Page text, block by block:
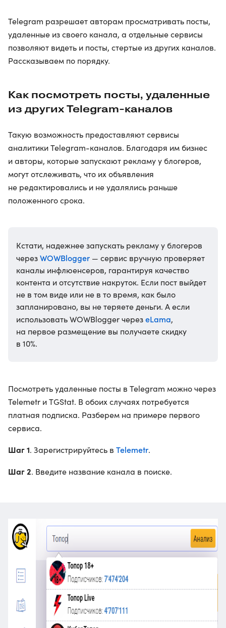
Telegram разрешает авторам просматривать посты,
удаленные из своего канала, а отдельные сервисы
позволяют видеть и посты, стертые из других каналов.
Рассказываем по порядку.
Как посмотреть посты, удаленные
из других Telegram-каналов
Такую возможность предоставляют сервисы
аналитики Telegram-каналов. Благодаря им бизнес
и авторы, которые запускают рекламу у блогеров,
могут отслеживать, что их объявления
не редактировались и не удалялись раньше
положенного срока.
Кстати, надежнее запускать рекламу у блогеров
черезWOWBlogger — сервис вручную проверяет
каналы инфлюенсеров, гарантируя качество
контента и отсутствие накруток. Если пост выйдет
не в том виде или не в то время, как было
запланировано, вы не теряете деньги. А если
использовать WOWBlogger черезeLama,
на первое размещение вы получаете скидку
в 10%.
Посмотреть удаленные посты в Telegram можно через
Telemetr и TGStat. В обоих случаях потребуется
платная подписка. Разберем на примере первого
сервиса.
Шаг 1. Зарегистрируйтесь в Telemetr.
Шаг 2. Введите название канала в поиске.